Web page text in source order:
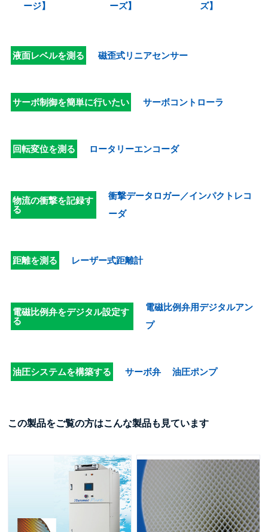
ージ】
ーズ】
ズ】
液面レベルを測る 磁歪式リニアセンサー
サーボ制御を簡単に行いたい サーボコントローラ
回転変位を測る ロータリーエンコーダ
物流の衝撃を記録す
る
衝撃データロガー／インパクトレコ
ーダ
距離を測る レーザー式距離計
電磁比例弁をデジタル設定す
る
電磁比例弁用デジタルアン
プ
油圧システムを構築する サーボ弁 油圧ポンプ
この製品をご覧の方はこんな製品も見ています